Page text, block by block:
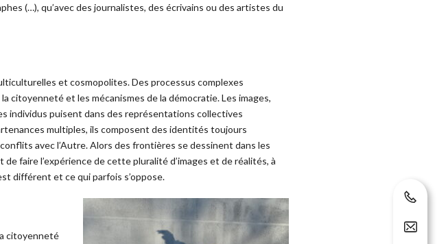
(…), qu’avec des journalistes, des écrivains ou des artistes du
et cosmopolites. Des processus complexes
et les mécanismes de la démocratie. Les images,
individus puisent dans des représentations collectives
multiples, ils composent des identités toujours
avec l’Autre. Alors des frontières se dessinent dans les
faire l’expérience de cette pluralité d’images et de réalités, à
différent et ce qui parfois s’oppose.
citoyenneté